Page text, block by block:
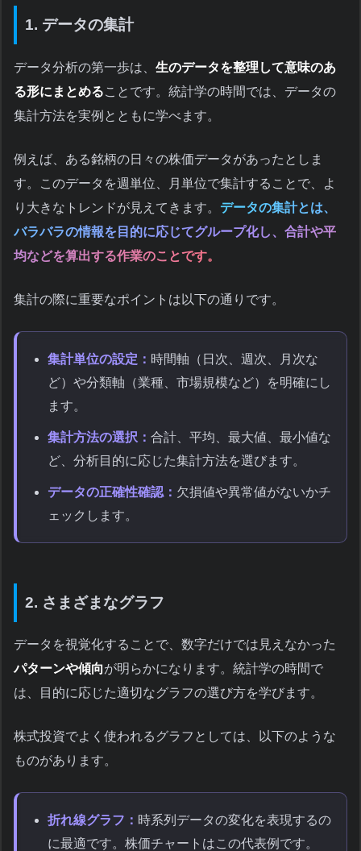
1. データの集計
データ分析の第一歩は、 生のデータを整理して意味のあ
る形にまとめることです。統計学の時間では、データの
集計方法を実例とともに学べます。
例えば、ある銘柄の日々の株価データがあったとしま
す。このデータを週単位、月単位で集計することで、よ
り大きなトレンドが見えてきます。 データの集計とは、
バラバラの情報を目的に応じてグループ化し、合計や平
均などを算出する作業のことです。
集計の際に重要なポイントは以下の通りです。
集計単位の設定： 時間軸（日次、週次、月次な
ど）や分類軸（業種、市場規模など）を明確にし
ます。
集計方法の選択： 合計、平均、最大値、最小値な
ど、分析目的に応じた集計方法を選びます。
データの正確性確認： 欠損値や異常値がないかチ
ェックします。
2. さまざまなグラフ
データを視覚化することで、数字だけでは見えなかった
パターンや傾向が明らかになります。統計学の時間で
は、目的に応じた適切なグラフの選び方を学びます。
株式投資でよく使われるグラフとしては、以下のような
ものがあります。
折れ線グラフ： 時系列データの変化を表現するの
に最適です。株価チャートはこの代表例です。